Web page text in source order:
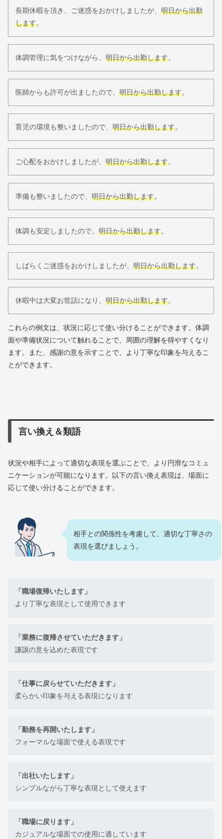
長期休暇を頂き、ご迷惑をおかけしましたが、 明日から出勤
します。
体調管理に気をつけながら、 明日から出勤します。
医師からも許可が出ましたので、 明日から出勤します。
育児の環境も整いましたので、 明日から出勤します。
ご心配をおかけしましたが、 明日から出勤します。
準備も整いましたので、 明日から出勤します。
体調も安定しましたので、 明日から出勤します。
しばらくご迷惑をおかけしましたが、 明日から出勤します。
休暇中は大変お世話になり、 明日から出勤します。
これらの例文は、状況に応じて使い分けることができます。体調
面や準備状況について触れることで、周囲の理解を得やすくなり
ます。また、感謝の意を示すことで、より丁寧な印象を与えるこ
とができます。
言い換え＆類語
状況や相手によって適切な表現を選ぶことで、より円滑なコミュ
ニケーションが可能になります。以下の言い換え表現は、場面に
応じて使い分けることができます。
相手との関係性を考慮して、適切な丁寧さの
表現を選びましょう。
「職場復帰いたします」
より丁寧な表現として使用できます
「業務に復帰させていただきます」
謙譲の意を込めた表現です
「仕事に戻らせていただきます」
柔らかい印象を与える表現になります
「勤務を再開いたします」
フォーマルな場面で使える表現です
「出社いたします」
シンプルながら丁寧な表現として使えます
「職場に戻ります」
カジュアルな場面での使用に適しています